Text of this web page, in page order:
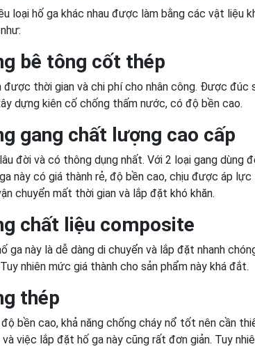
loại hố ga khác nhau được làm bằng các vật liệu
bê tông cốt thép
thời gian và chi phí cho nhân công. Được đúc
dựng kiên cố chống thấm nước, có độ bền cao.
gang chất lượng cao cấp
đời và có thông dụng nhất. Với 2 loại gang dùng
này có giá thành rẻ, độ bền cao, chịu được áp
chuyển mất thời gian và lắp đặt khó khăn.
chất liệu composite
ga này là dễ dàng di chuyển và lắp đặt nhanh
nhiên mức giá thành cho sản phẩm này khá đắt.
thép
bền cao, khả năng chống cháy nổ tốt nên cần
việc lắp đặt hố ga này cũng rất đơn giản. Tuy